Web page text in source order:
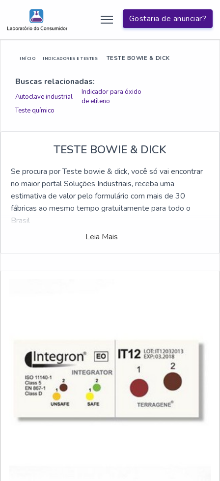
Gostaria de anunciar?
INÍCIO INDICADORES E TESTES TESTE BOWIE & DICK
Buscas relacionadas:
Autoclave industrial
Indicador para óxido
de etileno
Teste químico
TESTE BOWIE & DICK
Se procura por Teste bowie & dick, você só vai encontrar
no maior portal Soluções Industriais, receba uma
estimativa de valor pelo formulário com mais de 30
fábricas ao mesmo tempo gratuitamente para todo o
Brasil
Leia Mais